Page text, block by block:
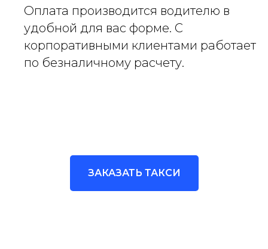
Оплата производится водителю в
удобной для вас форме. С
корпоративными клиентами работает
по безналичному расчету.
ЗАКАЗАТЬ ТАКСИ